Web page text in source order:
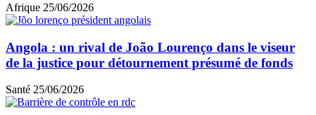
Afrique 25/06/2026
Angola : un rival de João Lourenço dans le viseur
de la justice pour détournement présumé de fonds
Santé 25/06/2026